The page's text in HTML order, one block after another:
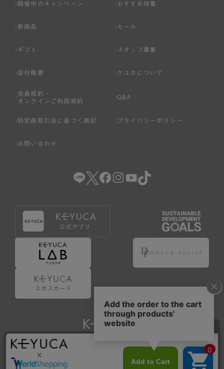
開催中のキャンペーン おすすめ特集
新商品 セール
ギフト スタッフ募集
会社概要 ケユカについて
会員規約・
オンラインご利用規約
Q&A
特定商取引法に基づく表記 プライバシーポリシー
お問い合わせ
Copyright © KAWAJUN Co., Ltd. All Rights Reserved.